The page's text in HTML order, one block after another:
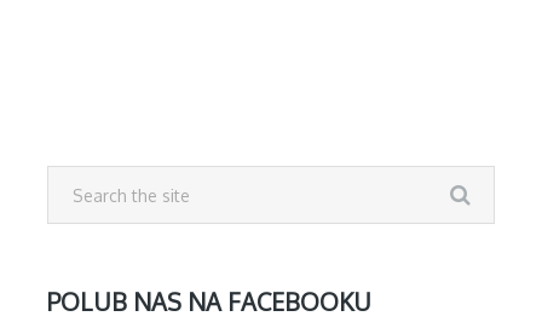
POLUB NAS NA FACEBOOKU